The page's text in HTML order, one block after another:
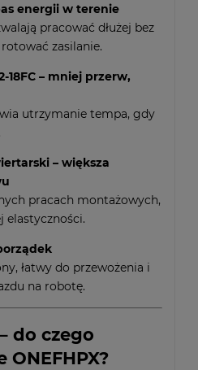
energii w terenie
pracować dłużej bez
zasilanie.
18FC – mniej przerw,
utrzymanie tempa, gdy
– większa
pracach montażowych,
elastyczności.
łatwy do przewożenia i
na robotę.
do czego
ONEFHPX?